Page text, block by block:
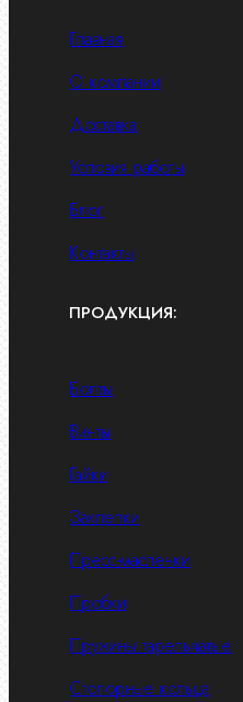
Главная
О компании
Доставка
Условия работы
Блог
Контакты
ПРОДУКЦИЯ:
Болты
Винты
Гайки
Заклепки
Пресс-масленки
Пробки
Пружины тарельчатые
Стопорные кольца